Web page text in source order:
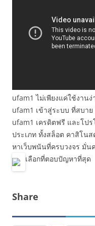
ufam1 ไม่เพียงแค่ใช้งาน
ufam1 เข้าสู่ระบบ ที่สบา
ufam1 เครดิตฟรี และโป
ประเภท ทั้งสล็อต คาสิโน
หาเว็บพนันที่ครบวงจร มั่น
เลือกที่ตอบปัญหาที่สุด
Share